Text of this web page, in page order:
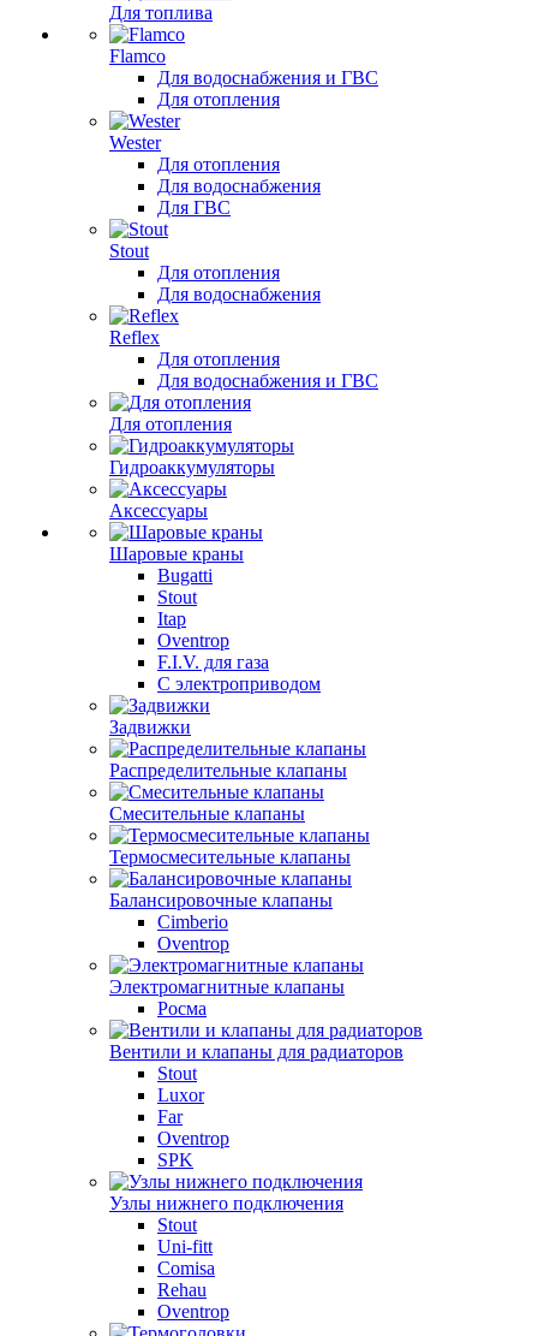
Для топлива
Flamco
Для водоснабжения и ГВС
Для отопления
Wester
Для отопления
Для водоснабжения
Для ГВС
Stout
Для отопления
Для водоснабжения
Reflex
Для отопления
Для водоснабжения и ГВС
Для отопления
Гидроаккумуляторы
Аксессуары
Шаровые краны
Bugatti
Stout
Itap
Oventrop
F.I.V. для газа
С электроприводом
Задвижки
Распределительные клапаны
Cмесительные клапаны
Термосмесительные клапаны
Балансировочные клапаны
Cimberio
Oventrop
Электромагнитные клапаны
Росма
Вентили и клапаны для радиаторов
Stout
Luxor
Far
Oventrop
SPK
Узлы нижнего подключения
Stout
Uni-fitt
Comisa
Rehau
Oventrop